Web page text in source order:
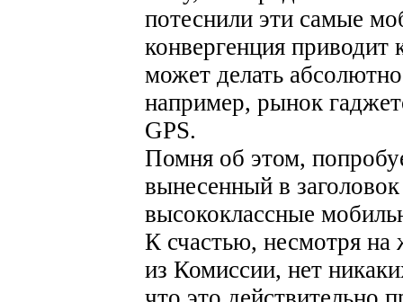
потеснили эти самые
конвергенция приводит
может делать
например, рынок
GPS.
Помня об этом,
вынесенный в
высококлассные
К счастью, несмотря
из Комиссии, нет